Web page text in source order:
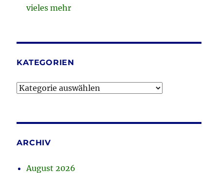
vieles mehr
KATEGORIEN
Kategorien
ARCHIV
August 2026